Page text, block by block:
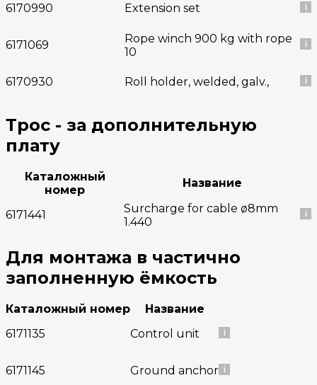
6170990 Extension set
6171069
Rope winch 900 kg with rope
10
6170930 Roll holder, welded, galv.,
Трос - за дополнительную
плату
Каталожный
номер
Название
6171441
Surcharge for cable ø8mm
1.440
Для монтажа в частично
заполненную ёмкость
Каталожный номер
Название
6171135
Control unit
6171145 Ground anchor